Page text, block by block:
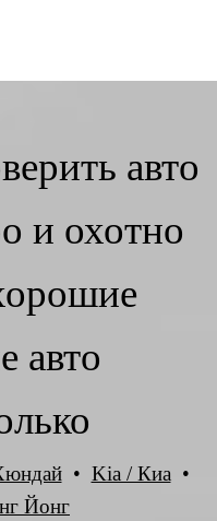
авто
и охотно
авто
• Kia / Киа •
Йонг